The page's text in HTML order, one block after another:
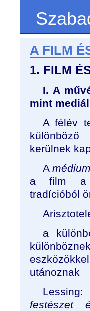
A FILM
1. FILM
I. A
mint
A félév
kerülnek
A
a film a
tradícióból
a
utánoznak
festészet